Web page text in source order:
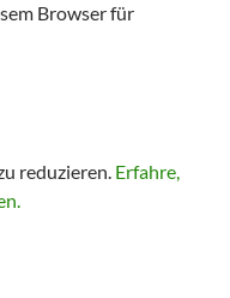
Browser für
reduzieren. Erfahre,